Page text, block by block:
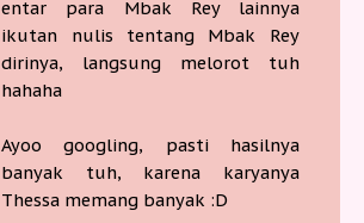
entar para Mbak Rey lainnya
ikutan nulis tentang Mbak Rey
dirinya, langsung melorot tuh
hahaha
Ayoo googling, pasti hasilnya
banyak tuh, karena karyanya
Thessa memang banyak :D